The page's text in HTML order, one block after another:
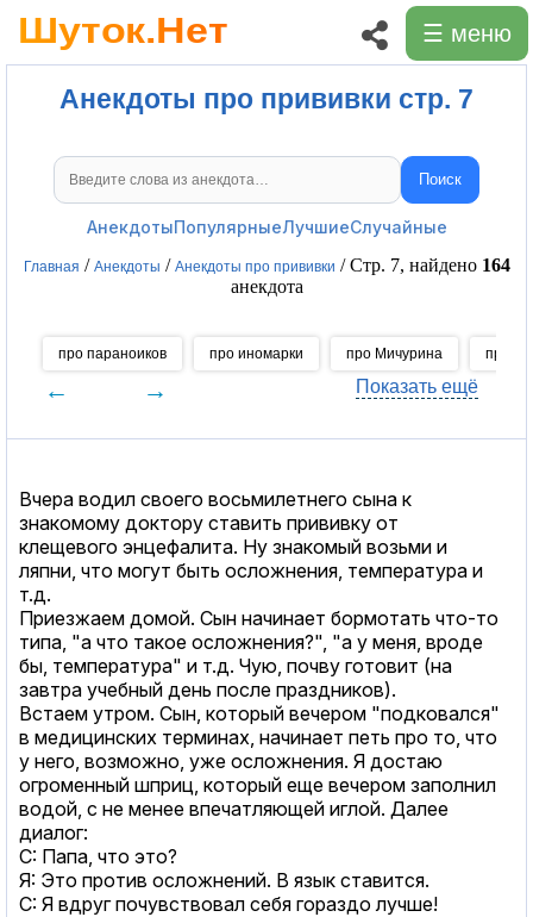
☰ меню
Анекдоты про прививки стр. 7
Поиск анекдотов Поиск
АнекдотыПопулярныеЛучшиеСлучайные
Главная / Анекдоты / Анекдоты про прививки / Стр. 7, найдено 164
анекдота
про параноиков про иномарки про Мичурина про
← → Показать ещё
Вчера водил своего восьмилетнего сына к
знакомому доктору ставить прививку от
клещевого энцефалита. Ну знакомый возьми и
ляпни, что могут быть осложнения, температура и
т.д.
Приезжаем домой. Сын начинает бормотать что-то
типа, "а что такое осложнения?", "а у меня, вроде
бы, температура" и т.д. Чую, почву готовит (на
завтра учебный день после праздников).
Встаем утром. Сын, который вечером "подковался"
в медицинских терминах, начинает петь про то, что
у него, возможно, уже осложнения. Я достаю
огроменный шприц, который еще вечером заполнил
водой, с не менее впечатляющей иглой. Далее
диалог:
С: Папа, что это?
Я: Это против осложнений. В язык ставится.
С: Я вдруг почувствовал себя гораздо лучше!